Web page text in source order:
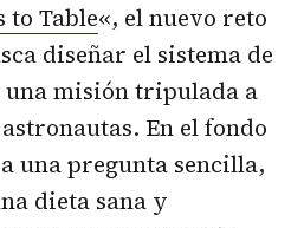
to Table«, el nuevo reto
diseñar el sistema de
misión tripulada a
En el fondo
una pregunta sencilla,
dieta sana y